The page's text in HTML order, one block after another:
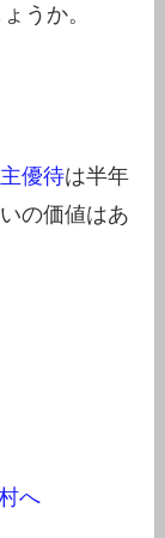
うか。
優待は半年
の価値はあ